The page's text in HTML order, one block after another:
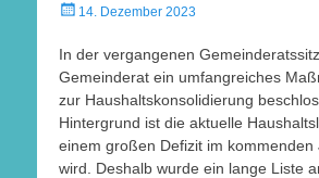
Veröffentlicht
14. Dezember 2023
In der vergangenen
Gemeinderat ein umfangreiches
zur Haushaltskonsolidierung
Hintergrund ist die aktuelle
einem großen Defizit im kommenden
wird. Deshalb wurde ein lange Liste